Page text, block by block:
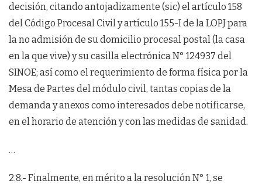
decisión, citando antojadizamente (sic) el artículo 158
del Código Procesal Civil y artículo 155-I de la LOPJ para
la no admisión de su domicilio procesal postal (la casa
en la que vive) y su casilla electrónica N° 124937 del
SINOE; así como el requerimiento de forma física por la
Mesa de Partes del módulo civil, tantas copias de la
demanda y anexos como interesados debe notificarse,
en el horario de atención y con las medidas de sanidad.
…
2.8.- Finalmente, en mérito a la resolución N° 1, se